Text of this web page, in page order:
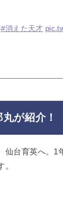
#消えた天才
が紹介！
仙台育英へ。1